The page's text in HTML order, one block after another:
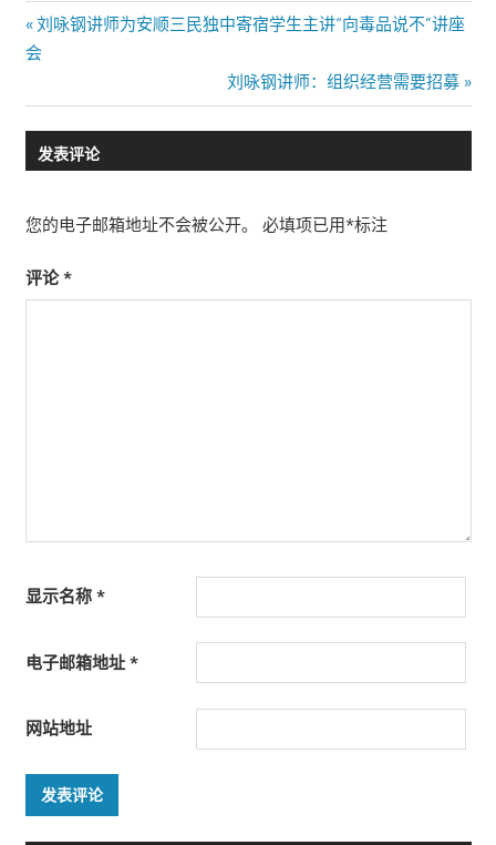
文
章
导
航
Previous
Post:
刘咏钢讲师为安顺三民独中寄宿学生主讲“向毒品说不”讲座
会
Next
Post:
刘咏钢讲师：组织经营需要招募
发表评论
您的电子邮箱地址不会被公开。 必填项已用*标注
评论*
显示名称 *
电子邮箱地址 *
网站地址